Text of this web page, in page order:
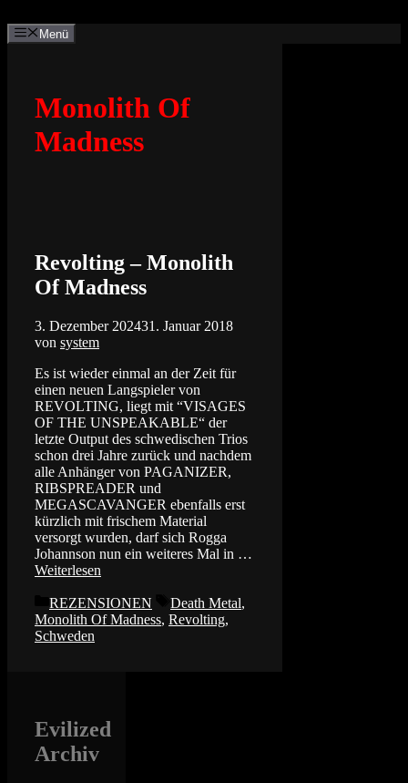
Inhalt
springen
Menü
Monolith Of
Madness
Revolting – Monolith
Of Madness
3. Dezember 202431. Januar 2018
von system
Es ist wieder einmal an der Zeit für
einen neuen Langspieler von
REVOLTING, liegt mit “VISAGES
OF THE UNSPEAKABLE“ der
letzte Output des schwedischen Trios
schon drei Jahre zurück und nachdem
alle Anhänger von PAGANIZER,
RIBSPREADER und
MEGASCAVANGER ebenfalls erst
kürzlich mit frischem Material
versorgt wurden, darf sich Rogga
Johannson nun ein weiteres Mal in …
Weiterlesen
Kategorien
REZENSIONEN Schlagwörter
Death Metal,
Monolith Of Madness, Revolting,
Schweden
Evilized
Archiv